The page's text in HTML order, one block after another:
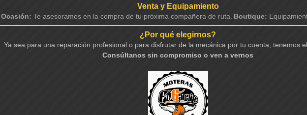
Venta y Equipamiento
Te asesoramos en la compra de tu próxima compañera de ruta. Boutique:
¿Por qué elegirnos?
Ya sea para una reparación profesional o para disfrutar de la mecánica por tu cuenta, tenemos
Consúltanos sin compromiso o ven a vernos